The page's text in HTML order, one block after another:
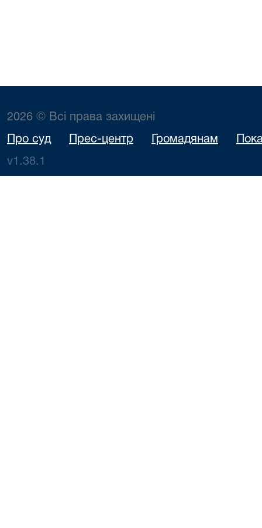
2026 © Всі права захищені
Про суд Прес-центр Громадянам
v1.38.1